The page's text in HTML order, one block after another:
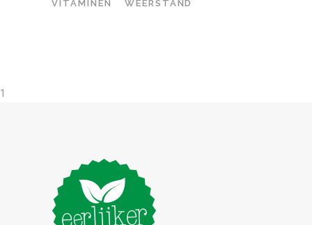
VITAMINEN WEERSTAND
1